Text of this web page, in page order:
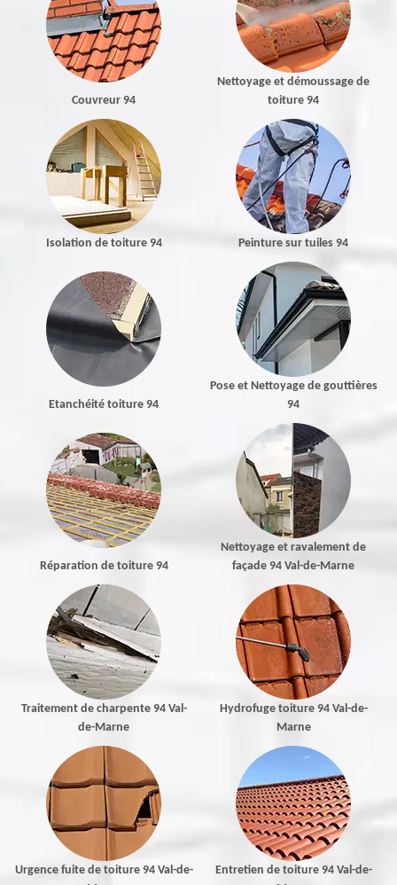
Couvreur 94
Nettoyage et démoussage de
toiture 94
Isolation de toiture 94 Peinture sur tuiles 94
Etanchéité toiture 94
Pose et Nettoyage de gouttières
94
Réparation de toiture 94
Nettoyage et ravalement de
façade 94 Val-de-Marne
Traitement de charpente 94 Val-
de-Marne
Hydrofuge toiture 94 Val-de-
Marne
Urgence fuite de toiture 94 Val-de-
Entretien de toiture 94 Val-de-